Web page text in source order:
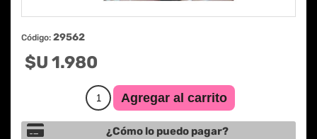
Código: 29562
$U 1.980
¿Cómo lo puedo pagar?